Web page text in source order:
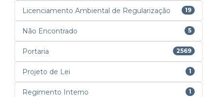
Licenciamento Ambiental de Regularização 19
Não Encontrado 5
Portaria 2569
Projeto de Lei 1
Regimento Interno 1